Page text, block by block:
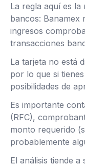
La regla aquí es la
bancos: Banamex
ingresos
transacciones
La tarjeta no está
por lo que si
posibilidades de
Es importante
(RFC),
monto requerido
probablemente
El análisis tiende